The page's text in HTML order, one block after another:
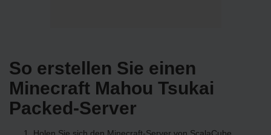
So erstellen Sie einen
Minecraft Mahou Tsukai
Packed-Server